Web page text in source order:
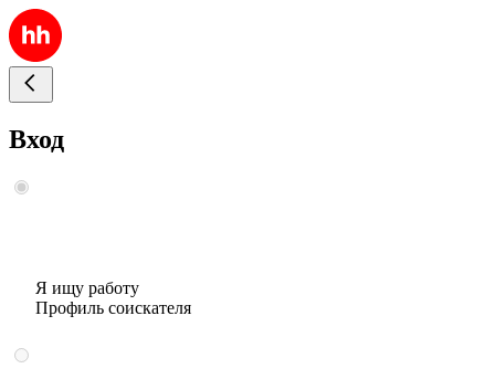
Вход
Я ищу работу
Профиль соискателя